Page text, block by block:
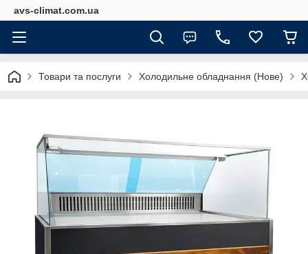
avs-climat.com.ua
Товари та послуги Холодильне обладнання (Нове)